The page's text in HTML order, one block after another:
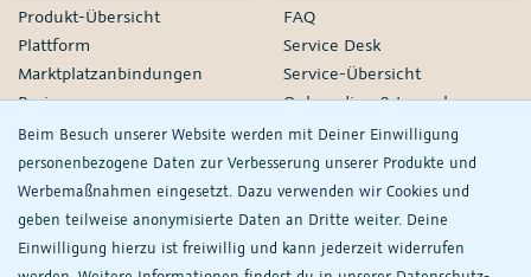
Beim Besuch unserer Website werden mit Deiner Einwilligung
personenbezogene Daten zur Verbesserung unserer Produkte und
Werbemaßnahmen eingesetzt. Dazu verwenden wir Cookies und
geben teilweise anonymisierte Daten an Dritte weiter. Deine
Einwilligung hierzu ist freiwillig und kann jederzeit widerrufen
Produkt-Übersicht
Plattform
Marktplatzanbindungen
Preise
FAQ
Service Desk
Service-Übersicht
Onboarding & Launch
Services
Managed Services
Partner-Netzwerk
Webinare
Knowledge Unternehmen